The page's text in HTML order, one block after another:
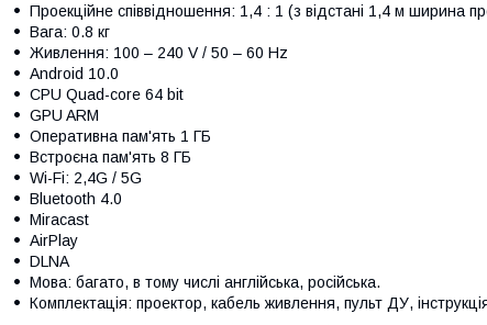
Проекційне співвідношення: 1,4 : 1 (з відстані 1,4 м ширина
Вага: 0.8 кг
Живлення: 100 – 240 V / 50 – 60 Hz
Android 10.0
CPU Quad-core 64 bit
GPU ARM
Оперативна пам'ять 1 ГБ
Встроєна пам'ять 8 ГБ
Wi-Fi: 2,4G / 5G
Bluetooth 4.0
Miracast
AirPlay
DLNA
Мова: багато, в тому числі англійська, російська.
Комплектація: проектор, кабель живлення, пульт ДУ,